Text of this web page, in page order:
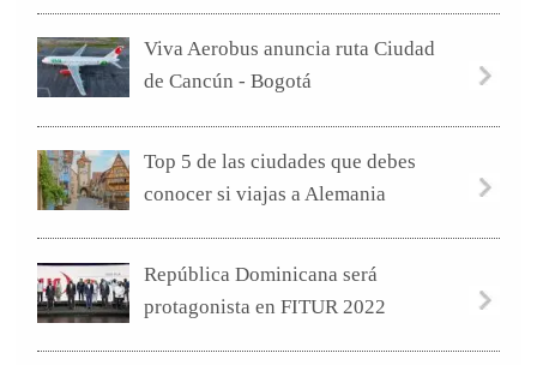
Viva Aerobus anuncia ruta Ciudad
de Cancún - Bogotá
Top 5 de las ciudades que debes
conocer si viajas a Alemania
República Dominicana será
protagonista en FITUR 2022